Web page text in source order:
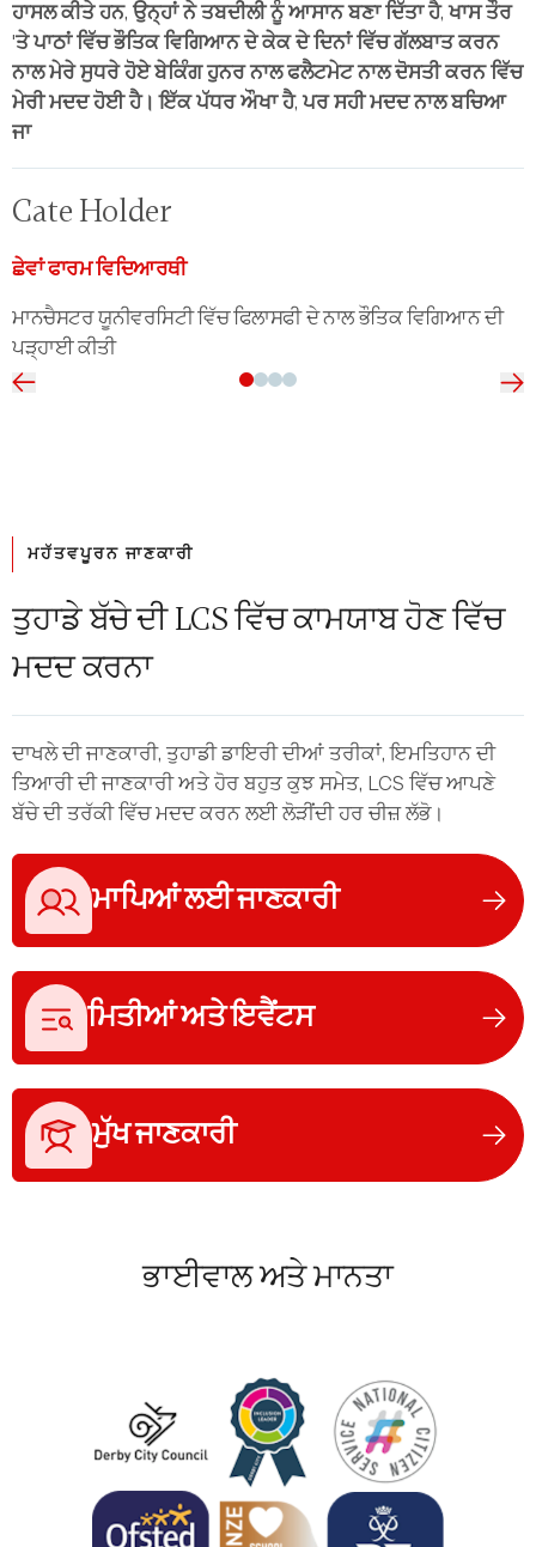
ਹਾਸਲ ਕੀਤੇ ਹਨ, ਉਨ੍ਹਾਂ ਨੇ ਤਬਦੀਲੀ ਨੂੰ ਆਸਾਨ ਬਣਾ ਦਿੱਤਾ ਹੈ, ਖਾਸ ਤੌਰ
'ਤੇ ਪਾਠਾਂ ਵਿੱਚ ਭੌਤਿਕ ਵਿਗਿਆਨ ਦੇ ਕੇਕ ਦੇ ਦਿਨਾਂ ਵਿੱਚ ਗੱਲਬਾਤ ਕਰਨ
ਨਾਲ ਮੇਰੇ ਸੁਧਰੇ ਹੋਏ ਬੇਕਿੰਗ ਹੁਨਰ ਨਾਲ ਫਲੈਟਮੇਟ ਨਾਲ ਦੋਸਤੀ ਕਰਨ ਵਿੱਚ
ਮੇਰੀ ਮਦਦ ਹੋਈ ਹੈ। ਇੱਕ ਪੱਧਰ ਔਖਾ ਹੈ, ਪਰ ਸਹੀ ਮਦਦ ਨਾਲ ਬਚਿਆ
ਜਾ
Cate Holder
ਛੇਵਾਂ ਫਾਰਮ ਵਿਦਿਆਰਥੀ
ਮਾਨਚੈਸਟਰ ਯੂਨੀਵਰਸਿਟੀ ਵਿੱਚ ਫਿਲਾਸਫੀ ਦੇ ਨਾਲ ਭੌਤਿਕ ਵਿਗਿਆਨ ਦੀ
ਪੜ੍ਹਾਈ ਕੀਤੀ
ਮਹੱਤਵਪੂਰਨ ਜਾਣਕਾਰੀ
ਤੁਹਾਡੇ ਬੱਚੇ ਦੀ LCS ਵਿੱਚ ਕਾਮਯਾਬ ਹੋਣ ਵਿੱਚ
ਮਦਦ ਕਰਨਾ
ਦਾਖਲੇ ਦੀ ਜਾਣਕਾਰੀ, ਤੁਹਾਡੀ ਡਾਇਰੀ ਦੀਆਂ ਤਰੀਕਾਂ, ਇਮਤਿਹਾਨ ਦੀ
ਤਿਆਰੀ ਦੀ ਜਾਣਕਾਰੀ ਅਤੇ ਹੋਰ ਬਹੁਤ ਕੁਝ ਸਮੇਤ, LCS ਵਿੱਚ ਆਪਣੇ
ਬੱਚੇ ਦੀ ਤਰੱਕੀ ਵਿੱਚ ਮਦਦ ਕਰਨ ਲਈ ਲੋੜੀਂਦੀ ਹਰ ਚੀਜ਼ ਲੱਭੋ।
ਮਾਪਿਆਂ ਲਈ ਜਾਣਕਾਰੀ
ਮਿਤੀਆਂ ਅਤੇ ਇਵੈਂਟਸ
ਮੁੱਖ ਜਾਣਕਾਰੀ
ਭਾਈਵਾਲ ਅਤੇ ਮਾਨਤਾ